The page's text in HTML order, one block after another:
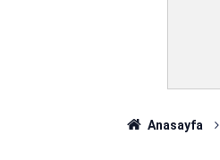
Anasayfa